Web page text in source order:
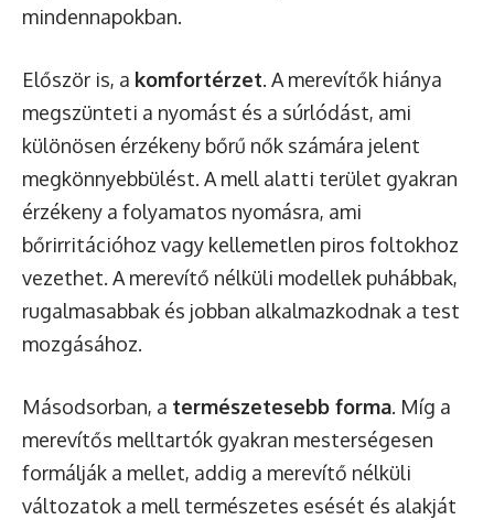
mindennapokban.
Először is, a komfortérzet. A merevítők hiánya
megszünteti a nyomást és a súrlódást, ami
különösen érzékeny bőrű nők számára jelent
megkönnyebbülést. A mell alatti terület gyakran
érzékeny a folyamatos nyomásra, ami
bőrirritációhoz vagy kellemetlen piros foltokhoz
vezethet. A merevítő nélküli modellek puhábbak,
rugalmasabbak és jobban alkalmazkodnak a test
mozgásához.
Másodsorban, a természetesebb forma. Míg a
merevítős melltartók gyakran mesterségesen
formálják a mellet, addig a merevítő nélküli
változatok a mell természetes esését és alakját